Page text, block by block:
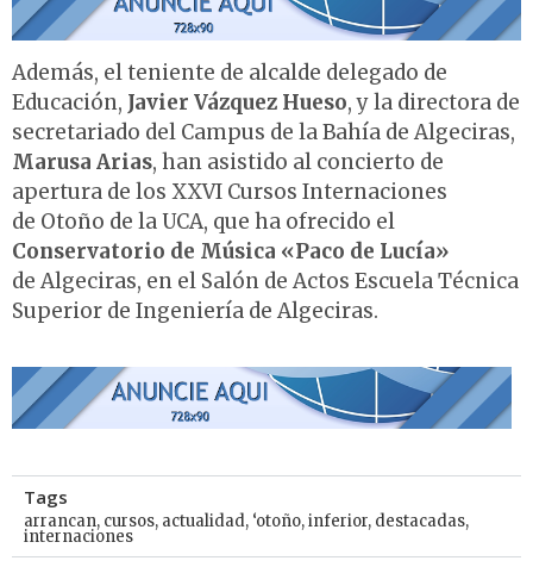
Además, el teniente de alcalde delegado de
Educación, Javier Vázquez Hueso, y la directora de
secretariado del Campus de la Bahía de Algeciras,
Marusa Arias, han asistido al concierto de
apertura de los XXVI Cursos Internaciones
de Otoño de la UCA, que ha ofrecido el
Conservatorio de Música «Paco de Lucía»
de Algeciras, en el Salón de Actos Escuela Técnica
Superior de Ingeniería de Algeciras.
Tags
arrancan, cursos, actualidad, ‘otoño,inferior, destacadas,
internaciones